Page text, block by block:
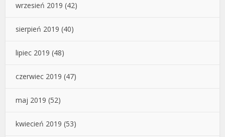
wrzesień 2019 (42)
sierpień 2019 (40)
lipiec 2019 (48)
czerwiec 2019 (47)
maj 2019 (52)
kwiecień 2019 (53)